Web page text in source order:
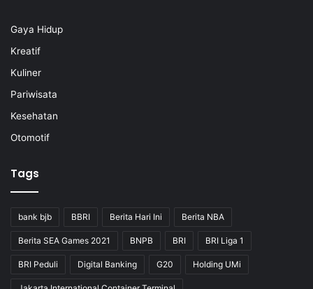
Gaya Hidup
Kreatif
Kuliner
Pariwisata
Kesehatan
Otomotif
Tags
bank bjb BBRI Berita Hari Ini Berita NBA
Berita SEA Games 2021 BNPB BRI BRI Liga 1
BRI Peduli Digital Banking G20 Holding UMi